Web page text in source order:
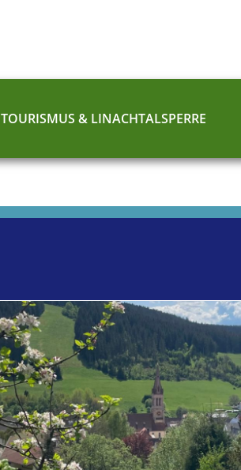
TOURISMUS & LINACHTALSPERRE